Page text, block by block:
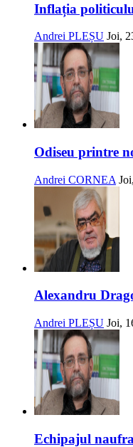
Inflația
Andrei PLEȘU Joi,
Odiseu printre
Andrei CORNEA
Alexandru
Andrei PLEȘU Joi,
Echipajul